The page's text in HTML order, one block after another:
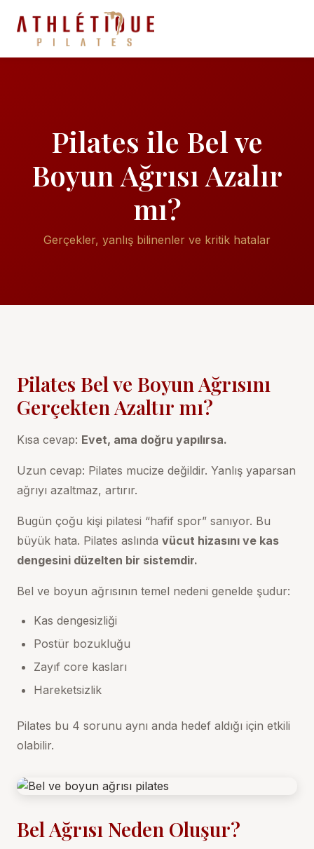
Pilates ile Bel ve
Boyun Ağrısı Azalır
mı?
Gerçekler, yanlış bilinenler ve kritik hatalar
Pilates Bel ve Boyun Ağrısını
Gerçekten Azaltır mı?
Kısa cevap: Evet, ama doğru yapılırsa.
Uzun cevap: Pilates mucize değildir. Yanlış yaparsan
ağrıyı azaltmaz, artırır.
Bugün çoğu kişi pilatesi “hafif spor” sanıyor. Bu
büyük hata. Pilates aslında vücut hizasını ve kas
dengesini düzelten bir sistemdir.
Bel ve boyun ağrısının temel nedeni genelde şudur:
Kas dengesizliği
Postür bozukluğu
Zayıf core kasları
Hareketsizlik
Pilates bu 4 sorunu aynı anda hedef aldığı için etkili
olabilir.
Bel Ağrısı Neden Oluşur?